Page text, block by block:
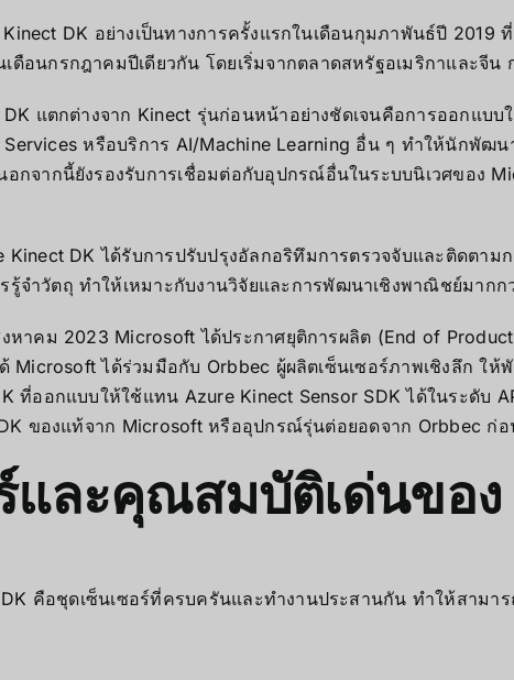
DK อย่างเป็นทางการครั้งแรกในเดือนกุมภาพันธ์ปี 2019
เดือนกรกฎาคมปีเดียวกัน โดยเริ่มจากตลาดสหรัฐอเมริกาและ
แตกต่างจาก Kinect รุ่นก่อนหน้าอย่างชัดเจนคือการออกแบ
Services หรือบริการ AI/Machine Learning อื่น ๆ ทำให้นักพัฒ
กจากนี้ยังรองรับการเชื่อมต่อกับอุปกรณ์อื่นในระบบนิเวศของ
DK ได้รับการปรับปรุงอัลกอริทึมการตรวจจับและติดตา
จำวัตถุ ทำให้เหมาะกับงานวิจัยและการพัฒนาเชิงพาณิชย์มากก
หาคม 2023 Microsoft ได้ประกาศยุติการผลิต (End of
Microsoft ได้ร่วมมือกับ Orbbec ผู้ผลิตเซ็นเซอร์ภาพเชิงลึก
ที่ออกแบบให้ใช้แทน Azure Kinect Sensor SDK ได้ในระดับ
ของแท้จาก Microsoft หรืออุปกรณ์รุ่นต่อยอดจาก Orbbec ก่อ
และคุณสมบัติเด่นขอ
คือชุดเซ็นเซอร์ที่ครบครันและทำงานประสานกัน ทำให้สามา